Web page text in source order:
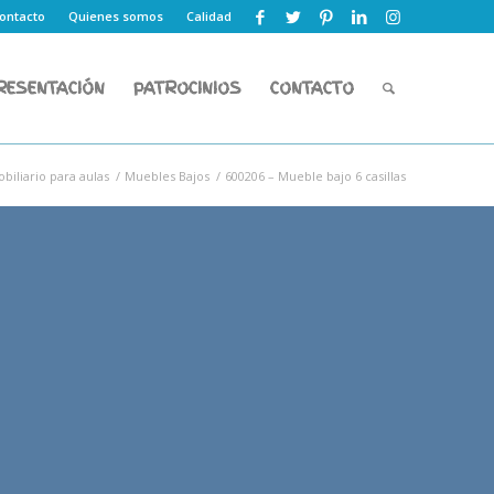
Quienes somos Calidad
PATROCINIOS CONTACTO
para aulas / Muebles Bajos / 600206 – Mueble bajo 6 casillas